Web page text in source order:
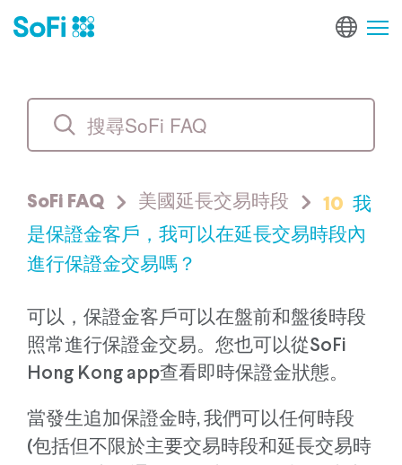
SoFi FAQ 美國延長交易時段 10 我
是保證金客戶，我可以在延長交易時段內
進行保證金交易嗎？
可以，保證金客戶可以在盤前和盤後時段
照常進行保證金交易。您也可以從SoFi
Hong Kong app查看即時保證金狀態。
當發生追加保證金時, 我們可以任何時段
(包括但不限於主要交易時段和延長交易時